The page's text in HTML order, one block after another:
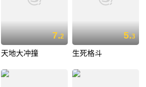
7.2
天地大冲撞
5.3
生死格斗